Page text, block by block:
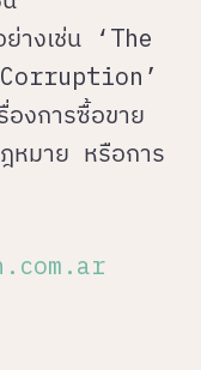
ย่างเช่น ‘The
องการซื้อขาย
หมาย หรือการ